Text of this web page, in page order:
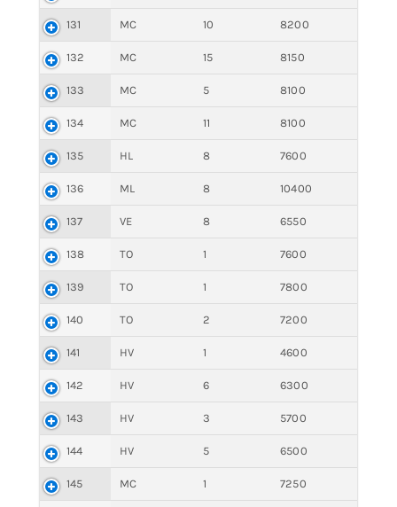
131 MC 10 8200
132 MC 15 8150
133 MC 5 8100
134 MC 11 8100
135 HL 8 7600
136 ML 8 10400
137 VE 8 6550
138 TO 1 7600
139 TO 1 7800
140 TO 2 7200
141 HV 1 4600
142 HV 6 6300
143 HV 3 5700
144 HV 5 6500
145 MC 1 7250